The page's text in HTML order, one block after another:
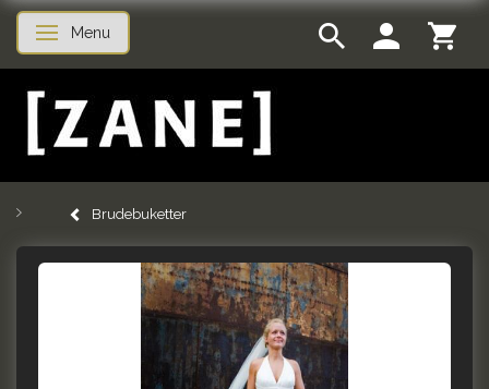
Toggle navigation
Menu
Brudebuketter